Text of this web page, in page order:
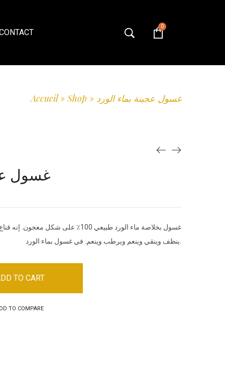
0
Accueil»Shop » غسول عجينة بماء الورد
غسول
غسول بخلاصة ماء الورد طبيعي 100٪ على
TO CART
TO COMPARE